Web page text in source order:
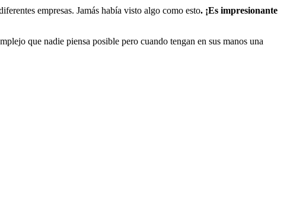
empresas. Jamás había visto algo como esto. ¡Es impresionante
que nadie piensa posible pero cuando tengan en sus manos una